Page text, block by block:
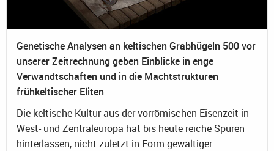
Genetische Analysen an keltischen Grabhügeln 500 vor
unserer Zeitrechnung geben Einblicke in enge
Verwandtschaften und in die Machtstrukturen
frühkeltischer Eliten
Die keltische Kultur aus der vorrömischen Eisenzeit in
West- und Zentraleuropa hat bis heute reiche Spuren
hinterlassen, nicht zuletzt in Form gewaltiger